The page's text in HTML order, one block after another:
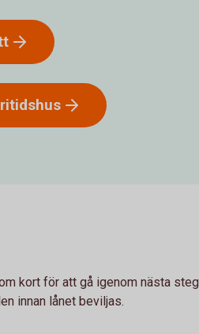
kort för att gå igenom nästa steg
innan lånet beviljas.